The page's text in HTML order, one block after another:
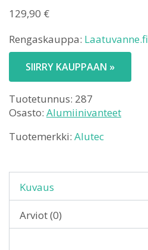
129,90 €
Rengaskauppa: Laatuvanne.fi
SIIRRY KAUPPAAN »
Tuotetunnus: 287
Osasto: Alumiinivanteet
Tuotemerkki: Alutec
Kuvaus
Arviot (0)